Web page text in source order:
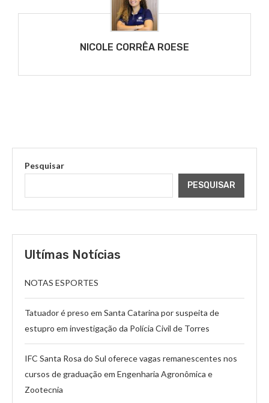
NICOLE CORRÊA ROESE
Pesquisar
PESQUISAR
Ultímas Notícias
NOTAS ESPORTES
Tatuador é preso em Santa Catarina por suspeita de
estupro em investigação da Polícia Civil de Torres
IFC Santa Rosa do Sul oferece vagas remanescentes nos
cursos de graduação em Engenharia Agronômica e
Zootecnia